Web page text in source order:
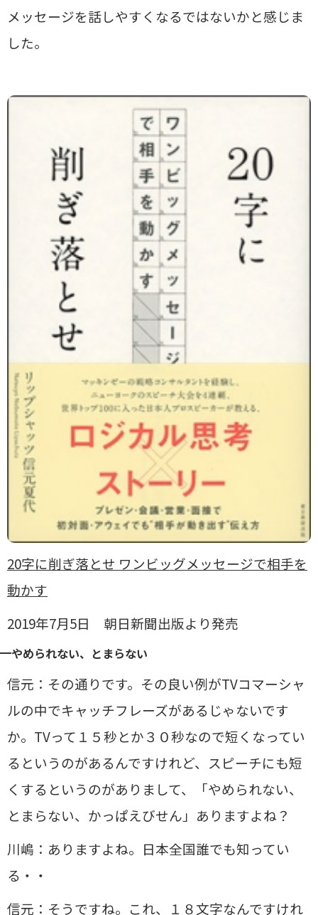
メッセージを話しやすくなるではないかと感じま
した。
20字に削ぎ落とせ ワンビッグメッセージで相手を
動かす
2019年7月5日 朝日新聞出版より発売
やめられない、とまらない
信元：その通りです。その良い例がTVコマーシャ
ルの中でキャッチフレーズがあるじゃないです
か。TVって１５秒とか３０秒なので短くなってい
るというのがあるんですけれど、スピーチにも短
くするというのがありまして、「やめられない、
とまらない、かっぱえびせん」ありますよね？
川嶋：ありますよね。日本全国誰でも知ってい
る・・
信元：そうですね。これ、１８文字なんですけれ